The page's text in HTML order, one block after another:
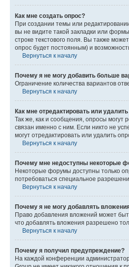
Как мне создать опрос?
При создании темы или
вы не видите такой закладки или
строке текстового поля. Вы также
опрос будет постоянным) и
Вернуться к началу
Почему я не могу добавить больше
Ограничение количества вариантов
Вернуться к началу
Как мне отредактировать или
Так же, как и сообщения, опросы могут
связан именно с ним. Если никто не
могут отредактировать или удалить
Вернуться к началу
Почему мне недоступны некоторые
Некоторые форумы доступны только
потребоваться специальное
Вернуться к началу
Почему я не могу добавлять
Право добавления вложений может
что добавлять вложения разрешено
Вернуться к началу
Почему я получил предупреждение?
На каждой конференции